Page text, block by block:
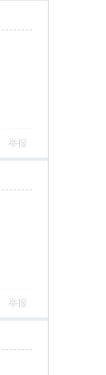
举报
举报